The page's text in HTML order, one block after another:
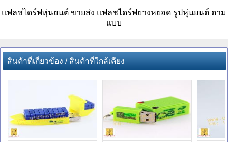
แฟลชไดร์ฟหุ่นยนต์ ขายส่ง แฟลชไดร์ฟยางหยอด รูปหุ่นยนต์ ตาม
แบบ
สินค้าที่เกี่ยวข้อง / สินค้าที่ใกล้เคียง